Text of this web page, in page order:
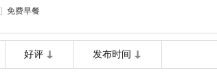
免费早餐
好评 发布时间